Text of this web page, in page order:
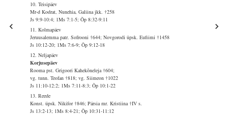
10. Teisipäev
Mr-d Kodrat, Nunehia, Galiina jkk. †258
Js 9:9-10:4; 1Ms 7:1-5; Õp 8:32-9:11
11. Kolmapäev
Jeruusalemma patr. Sofrooni †644; Novgorodi üpsk. Eufiimi †1458
Js 10:12-20; 1Ms 7:6-9; Õp 9:12-18
12. Neljapäev
Korjusepäev
Rooma pst. Grigoori Kahekõneleja †604;
vg. tunn. Teofan †818; vg. Siimeon †1022
Js 11:10-12:2; 1Ms 7:11-8:3; Õp 10:1-22
13. Reede
Konst. üpsk. Nikifor †846; Pärsia mr. Kristiina †IV s.
Js 13:2-13; 1Ms 8:4-21; Õp 10:31-11:12